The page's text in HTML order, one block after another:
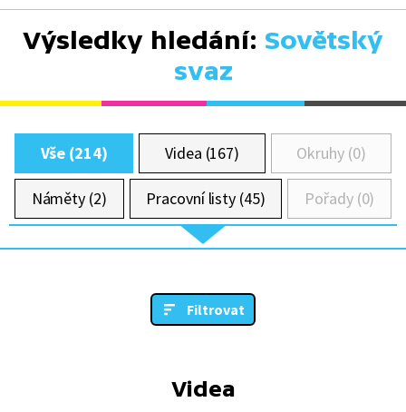
Výsledky hledání: Sovětský
svaz
Vše (214) Videa (167) Okruhy (0)
Náměty (2) Pracovní listy (45) Pořady (0)
Filtrovat
Videa